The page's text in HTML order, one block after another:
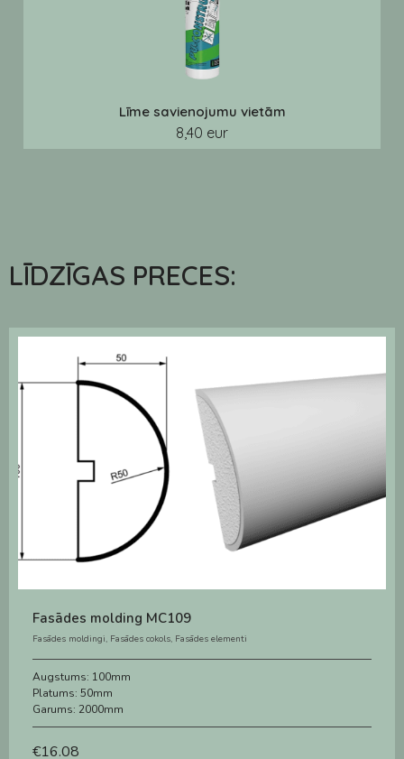
Līme savienojumu vietām
8,40 eur
LĪDZĪGAS PRECES:
Fasādes molding MC109
Fasādes moldingi, Fasādes cokols, Fasādes elementi
Augstums: 100mm
Platums: 50mm
Garums: 2000mm
€16.08